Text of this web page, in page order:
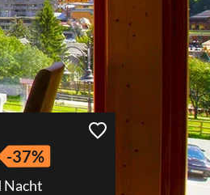
-37%
Nacht